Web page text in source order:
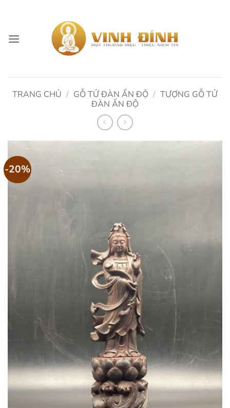
TRANG CHỦ / GỖ TỬ ĐÀN ẤN ĐỘ / TƯỢNG GỖ TỬ
ĐÀN ẤN ĐỘ
-20%